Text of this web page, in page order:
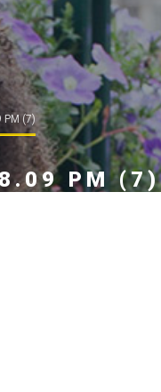
PM (7)
PM (7)